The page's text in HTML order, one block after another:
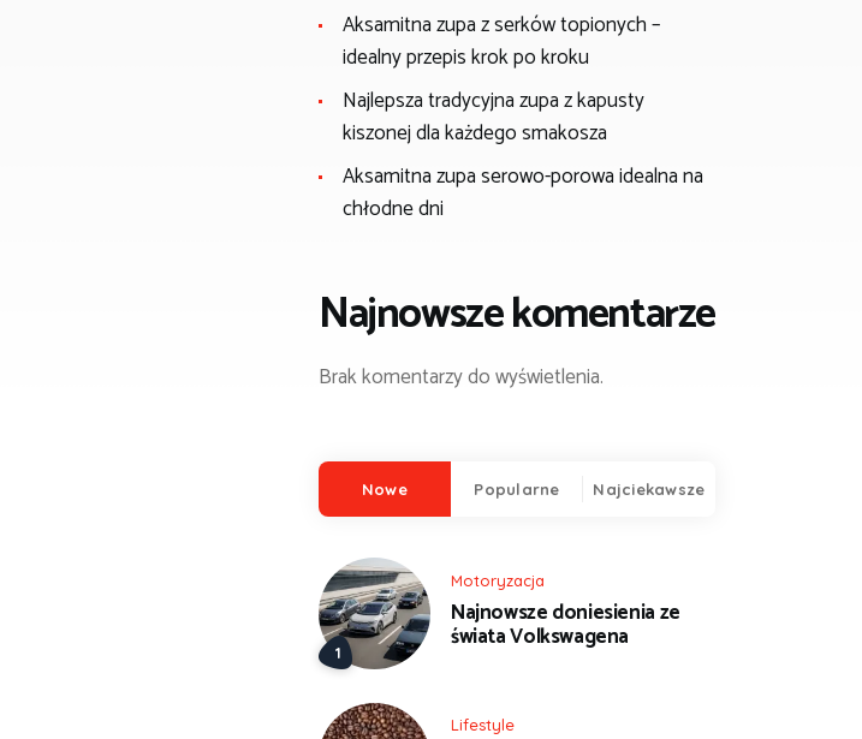
Aksamitna zupa z serków topionych –
idealny przepis krok po kroku
Najlepsza tradycyjna zupa z kapusty
kiszonej dla każdego smakosza
Aksamitna zupa serowo-porowa idealna na
chłodne dni
Najnowsze komentarze
Brak komentarzy do wyświetlenia.
Nowe Popularne Najciekawsze
Motoryzacja
Najnowsze doniesienia ze
świata Volkswagena
Lifestyle